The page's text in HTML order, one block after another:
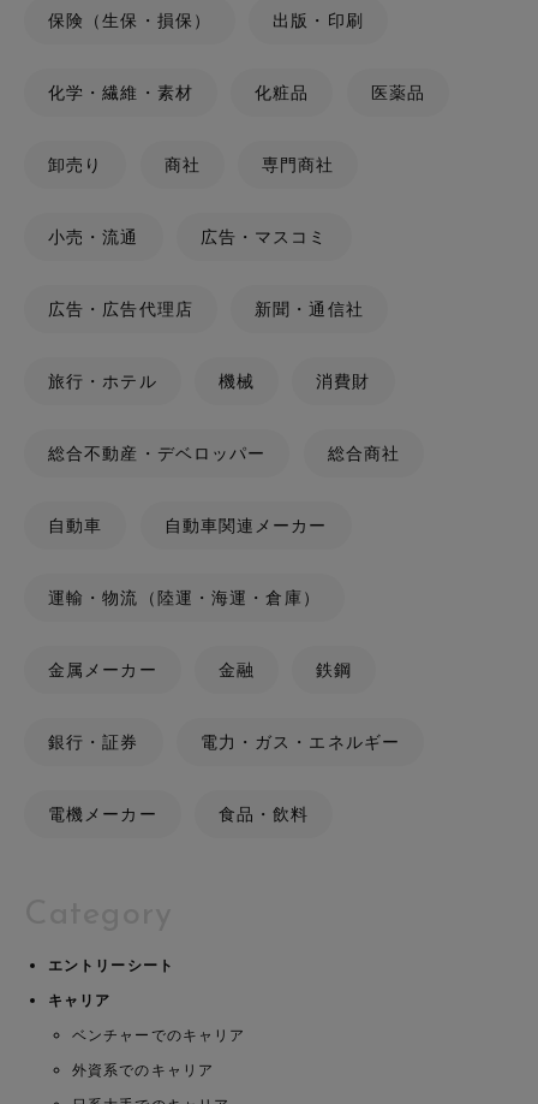
保険（生保・損保） 出版・印刷
化学・繊維・素材 化粧品 医薬品
卸売り 商社 専門商社
小売・流通 広告・マスコミ
広告・広告代理店 新聞・通信社
旅行・ホテル 機械 消費財
総合不動産・デベロッパー 総合商社
自動車 自動車関連メーカー
運輸・物流（陸運・海運・倉庫）
金属メーカー 金融 鉄鋼
銀行・証券 電力・ガス・エネルギー
電機メーカー 食品・飲料
エントリーシート
キャリア
ベンチャーでのキャリア
外資系でのキャリア